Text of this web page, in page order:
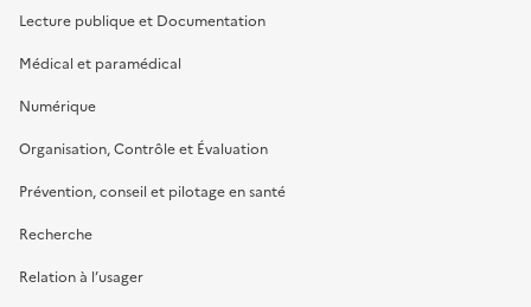
Lecture publique et Documentation
Médical et paramédical
Numérique
Organisation, Contrôle et Évaluation
Prévention, conseil et pilotage en santé
Recherche
Relation à l’usager